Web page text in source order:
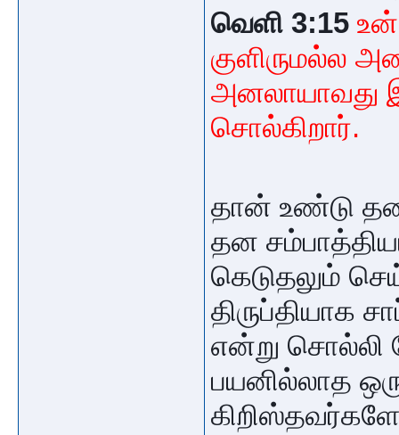
வெளி 3:15 உன்
குளிருமல்ல
அனலாயாவது
சொல்கிறார்.
தான் உண்டு
தன
கெடுதலும்
திருப்தியாக
என்று சொல்லி
பயனில்லாத